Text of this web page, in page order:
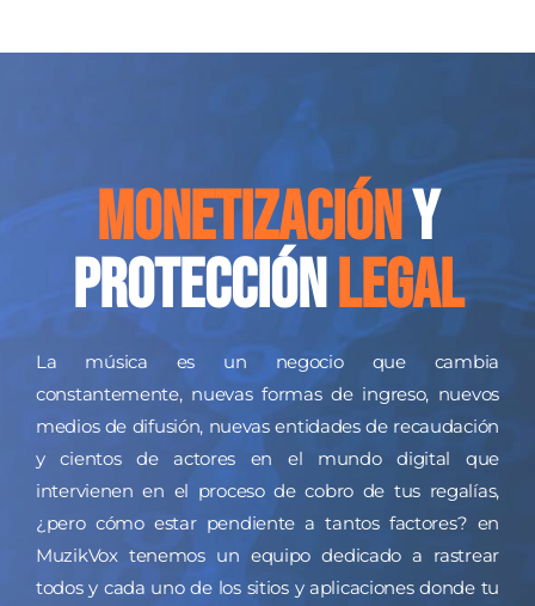
monetizacióny
protecciónLegal
La música es un negocio que cambia
constantemente, nuevas formas de ingreso, nuevos
medios de difusión, nuevas entidades de recaudación
y cientos de actores en el mundo digital que
intervienen en el proceso de cobro de tus regalías,
¿pero cómo estar pendiente a tantos factores? en
MuzikVox tenemos un equipo dedicado a rastrear
todos y cada uno de los sitios y aplicaciones donde tu